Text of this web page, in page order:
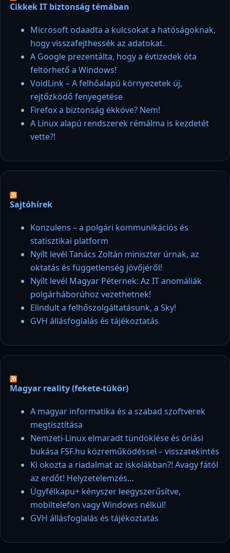
Cikkek IT biztonság témában
Microsoft odaadta a kulcsokat a hatóságoknak,
hogy visszafejthessék az adatokat.
A Google prezentálta, hogy a évtizedek óta
feltörhető a Windows!
VoidLink – A felhőalapú környezetek új,
rejtőzködő fenyegetése
Firefox a biztonság ékköve? Nem!
A Linux alapú rendszerek rémálma is kezdetét
vette?!
Sajtóhírek
Konzulens – a polgári kommunikációs és
statisztikai platform
Nyílt levél Tanács Zoltán miniszter úrnak, az
oktatás és függetlenség jövőjéről!
Nyílt levél Magyar Péternek: Az IT anomáliák
polgárháborúhoz vezethetnek!
Elindult a felhőszolgáltatásunk, a Sky!
GVH állásfoglalás és tájékoztatás
Magyar reality (fekete-tükör)
A magyar informatika és a szabad szoftverek
megtisztítása
Nemzeti-Linux elmaradt tündöklése és óriási
bukása FSF.hu közreműködéssel – visszatekintés
Ki okozta a riadalmat az iskolákban?! Avagy fától
az erdőt! Helyzetelemzés…
Ügyfélkapu+ kényszer leegyszerűsítve,
mobiltelefon vagy Windows nélkül!
GVH állásfoglalás és tájékoztatás